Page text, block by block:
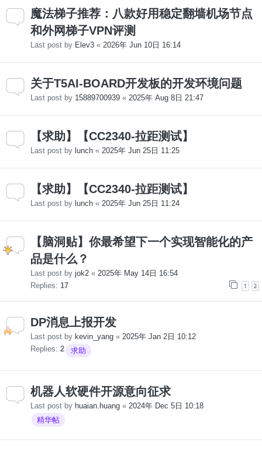
魔法梯子推荐：八款好用稳定翻墙机场节点
和外网梯子VPN评测
Last post by Elev3 « 2026年 Jun 10日 16:14
关于T5AI-BOARD开发板的开发环境问题
Last post by 15889700939 « 2025年 Aug 8日 21:47
【求助】【CC2340-拉距测试】
Last post by lunch « 2025年 Jun 25日 11:25
【求助】【CC2340-拉距测试】
Last post by lunch « 2025年 Jun 25日 11:24
【脑洞贴】你最希望下一个实现智能化的产
品是什么？
Last post by jok2 « 2025年 May 14日 16:54
Replies: 17 1 2
DP消息上报开发
Last post by kevin_yang « 2025年 Jan 2日 10:12
Replies: 2 求助
机器人软硬件开源意向征求
Last post by huaian.huang « 2024年 Dec 5日 10:18
精华帖